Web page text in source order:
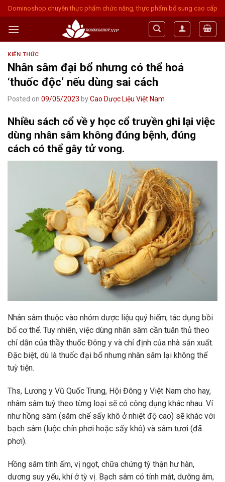
Skip
to
content
Dominoshop chuyên thực phẩm chức năng, thực phẩm bổ sung cao cấp
KIẾN THỨC
Nhân sâm đại bổ nhưng có thể hoá
‘thuốc độc’ nếu dùng sai cách
Posted on 09/05/2023 byCao Dược Liệu Việt Nam
Nhiều sách cổ về y học cổ truyền ghi lại việc
dùng nhân sâm không đúng bệnh, đúng
cách có thể gây tử vong.
Nhân sâm thuộc vào nhóm dược liệu quý hiếm, tác dụng bồi
bổ cơ thể. Tuy nhiên, việc dùng nhân sâm cần tuân thủ theo
chỉ dẫn của thầy thuốc Đông y và chỉ định của nhà sản xuất.
Đặc biệt, dù là thuốc đại bổ nhưng nhân sâm lại không thể
tuỳ tiện.
Ths, Lương y Vũ Quốc Trung, Hội Đông y Việt Nam cho hay,
nhâm sâm tuỳ theo từng loại sẽ có công dụng khác nhau. Ví
như hồng sâm (sâm chế sấy khô ở nhiệt độ cao) sẽ khác với
bạch sâm (luộc chín phơi hoặc sấy khô) và sâm tươi (đã
phơi).
Hồng sâm tính ấm, vị ngọt, chữa chứng tỳ thận hư hàn,
dương suy yếu, khí ở tỳ vị. Bạch sâm có tính mát, dưỡng âm,